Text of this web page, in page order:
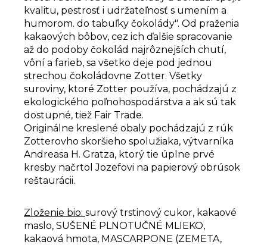
kvalitu, pestrosť i udržateľnosť s umením a
humorom. do tabuľky čokolády". Od praženia
kakaových bôbov, cez ich ďalšie spracovanie
až do podoby čokolád najrôznejších chutí,
vôní a farieb, sa všetko deje pod jednou
strechou čokoládovne Zotter. Všetky
suroviny, ktoré Zotter používa, pochádzajú z
ekologického poľnohospodárstva a ak sú tak
dostupné, tiež Fair Trade.
Originálne kreslené obaly pochádzajú z rúk
Zotterovho skoršieho spolužiaka, výtvarníka
Andreasa H. Gratza, ktorý tie úplne prvé
kresby načrtol Jozefovi na papierový obrúsok
reštaurácii.
Zloženie bio: surový trstinový cukor, kakaové
maslo, SUŠENÉ PLNOTUČNÉ MLIEKO,
kakaová hmota, MASCARPONE (ZEMETA,